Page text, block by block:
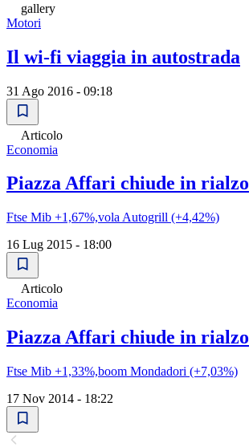
gallery
Motori
Il wi-fi viaggia in autostrada
31 Ago 2016 - 09:18
Articolo
Economia
Piazza Affari chiude in rialzo
Ftse Mib +1,67%,vola Autogrill (+4,42%)
16 Lug 2015 - 18:00
Articolo
Economia
Piazza Affari chiude in rialzo
Ftse Mib +1,33%,boom Mondadori (+7,03%)
17 Nov 2014 - 18:22